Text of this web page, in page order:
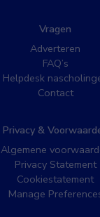
Vragen
Adverteren
FAQ’s
Helpdesk
Contact
Privacy &
Algemene
Privacy Statement
Cookiestatement
Manage